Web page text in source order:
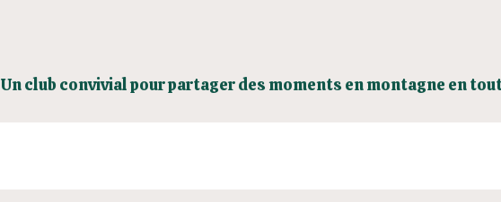
Un club convivial pour partager des moments en montagne en